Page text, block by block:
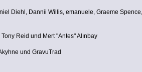
Diehl, Dannii Willis, emanuele, Graeme
Reid und Mert "Antes" Alınbay
und GravuTrad